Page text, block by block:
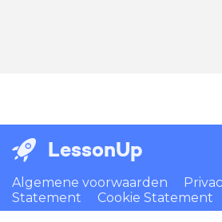
LessonUp
Algemene voorwaarden
Statement
Cookie Statement